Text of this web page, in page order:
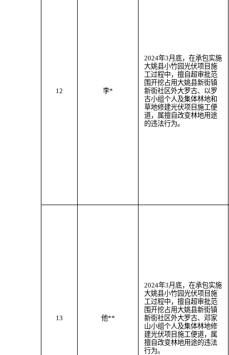
12 李*
2024年3月 底， 在承包实施
大姚县小竹园光伏项目施
工过程中， 擅自超审批范
围开挖占用大姚县新街镇
新街社区外大罗古、以罗
古小组个人及集体林地和
草地修建光伏项目施工便
道，属擅自改变林地用途
的违法行为。
13 他**
2024年3月 底， 在承包实施
大姚县小竹园光伏项目施
工过程中， 擅自超审批范
围开挖占用大姚县新街镇
新街社区外大罗古、邓家
山小组个人及集体林地修
建光伏项目施工便道，属
擅自改变林地用途的违法
行为。